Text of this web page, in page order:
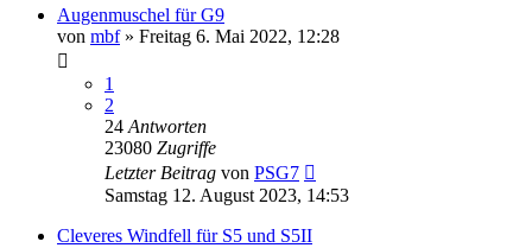
Augenmuschel für G9
von mbf» Freitag 6. Mai 2022, 12:28
1
2
24 Antworten
23080 Zugriffe
Letzter Beitrag von PSG7
Samstag 12. August 2023, 14:53
Cleveres Windfell für S5 und S5II